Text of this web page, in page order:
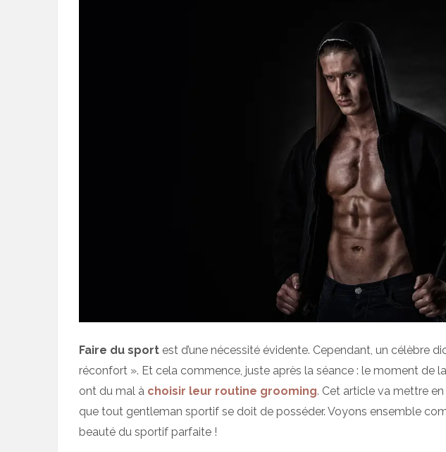
Faire du sport est d’une nécessité évidente. Cependant, un célèbre
réconfort ». Et cela commence, juste après la séance : le moment de
ont du mal à choisir leur routine grooming. Cet article va mettre
que tout gentleman sportif se doit de posséder. Voyons ensemble
beauté du sportif parfaite !